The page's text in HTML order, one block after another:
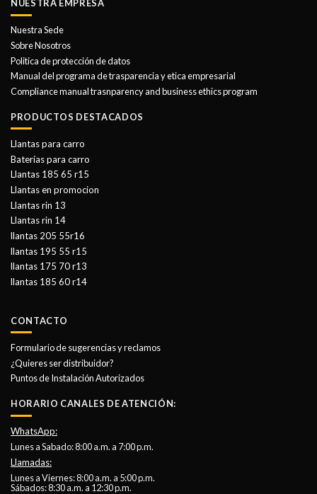
NUESTRA EMPRESA
Nuestra Sede
Sobre Nosotros
Politica de protección de datos
Manual del programa de trasparencia y etica empresarial
Compliance manual trasnparency and business ethics program
PRODUCTOS DESTACADOS
Llantas para carro
Baterías para carro
Llantas 185 65 r15
Llantas en promocion
Llantas rin 13
Llantas rin 14
llantas 205 55r16
llantas 195 55 r15
llantas 175 70 r13
llantas 185 60 r14
CONTACTO
Formulario de sugerencias y reclamos
¿Quieres ser distribuidor?
Puntos de Instalación Autorizados
HORARIO CANALES DE ATENCIÓN:
WhatsApp:
Lunes a Sabado: 8:00 a.m. a 7:00 p.m.
Llamadas:
Lunes a Viernes: 8:00 a.m. a 5:00 p.m.
Sábados: 8:30 a.m. a 12:30 p.m.